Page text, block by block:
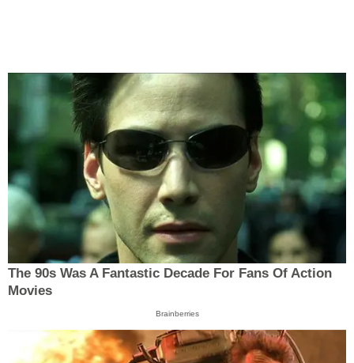
The 90s Was A Fantastic Decade For Fans Of Action
Movies
Brainberries